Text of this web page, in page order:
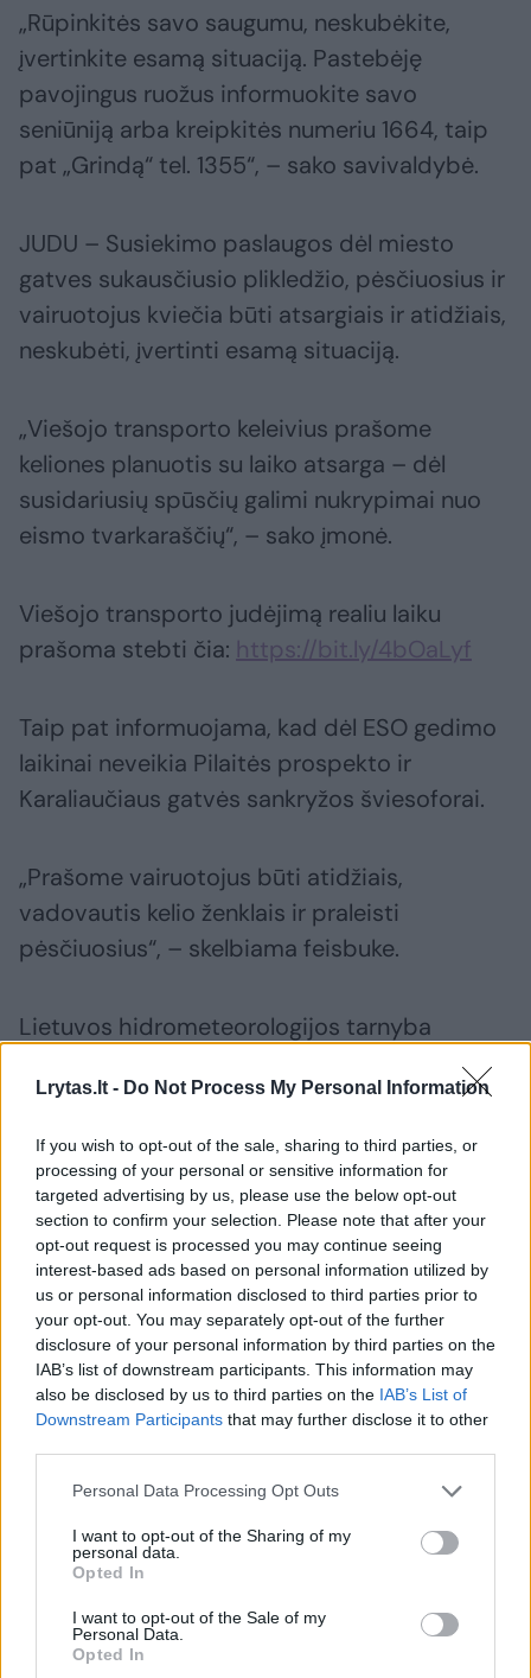
Lrytas.lt - Do Not Process My Personal Information
If you wish to opt-out of the sale, sharing to third parties, or
processing of your personal or sensitive information for
targeted advertising by us, please use the below opt-out
section to confirm your selection. Please note that after your
opt-out request is processed you may continue seeing
interest-based ads based on personal information utilized by
us or personal information disclosed to third parties prior to
your opt-out. You may separately opt-out of the further
disclosure of your personal information by third parties on the
IAB’s list of downstream participants. This information may
also be disclosed by us to third parties on the IAB’s List of
Downstream Participants that may further disclose it to other
Personal Data Processing Opt Outs
I want to opt-out of the Sharing of my
personal data.
Opted In
I want to opt-out of the Sale of my
Personal Data.
Opted In
„Rūpinkitės savo saugumu, neskubėkite,
įvertinkite esamą situaciją. Pastebėję
pavojingus ruožus informuokite savo
seniūniją arba kreipkitės numeriu 1664, taip
pat „Grindą“ tel. 1355“, – sako savivaldybė.
JUDU – Susiekimo paslaugos dėl miesto
gatves sukausčiusio plikledžio, pėsčiuosius ir
vairuotojus kviečia būti atsargiais ir atidžiais,
neskubėti, įvertinti esamą situaciją.
„Viešojo transporto keleivius prašome
keliones planuotis su laiko atsarga – dėl
susidariusių spūsčių galimi nukrypimai nuo
eismo tvarkaraščių“, – sako įmonė.
Viešojo transporto judėjimą realiu laiku
prašoma stebti čia: https://bit.ly/4bOaLyf
Taip pat informuojama, kad dėl ESO gedimo
laikinai neveikia Pilaitės prospekto ir
Karaliaučiaus gatvės sankryžos šviesoforai.
„Prašome vairuotojus būti atidžiais,
vadovautis kelio ženklais ir praleisti
pėsčiuosius“, – skelbiama feisbuke.
Lietuvos hidrometeorologijos tarnyba
krituliai, vyraus nedideli. Daug kur lijundra,
plikledis. Vėjas pietvakarių, vakarų, 9–14 m/s,
kai kur gūsiai 15–20 m/s.
Aukščiausia temperatūra nuo 0 iki 5 laipsnių
šilumos.
Plikledis Vilnius Rodyti daugiau žymių
Komentuoti po šiuo straipsniu
Komentuoti gali tik Lrytas registruoti vartotojai.
Prisijunkite prie registruotų vartotojų
bendruomenės ir bendraukite komentaruose!